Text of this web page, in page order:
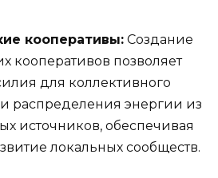
кооперативы: Создание
кооперативов позволяет
для коллективного
распределения энергии из
источников, обеспечивая
локальных сообществ.